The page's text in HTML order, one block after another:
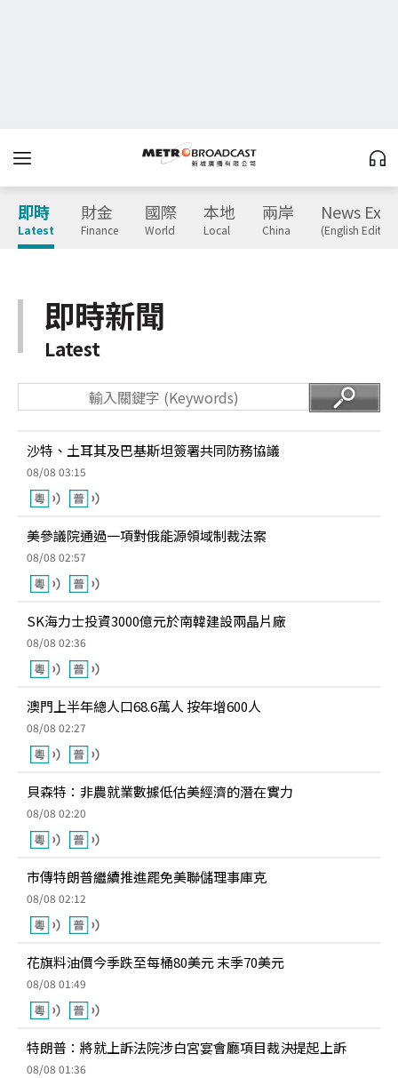
即時
Latest
財金
Finance
國際
World
本地
Local
兩岸
China
News
(English
即時新聞
Latest
沙特、土耳其及巴基斯坦簽署共同防務協議
08/08 03:15
美參議院通過一項對俄能源領域制裁法案
08/08 02:57
SK海力士投資3000億元於南韓建設兩晶片廠
08/08 02:36
澳門上半年總人口68.6萬人 按年增600人
08/08 02:27
貝森特：非農就業數據低估美經濟的潛在實力
08/08 02:20
市傳特朗普繼續推進罷免美聯儲理事庫克
08/08 02:12
花旗料油價今季跌至每桶80美元 末季70美元
08/08 01:49
特朗普：將就上訴法院涉白宮宴會廳項目裁決提起上訴
08/08 01:36